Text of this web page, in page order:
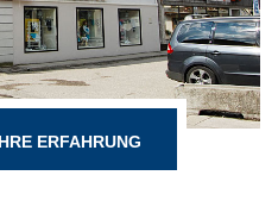
ERFAHRUNG